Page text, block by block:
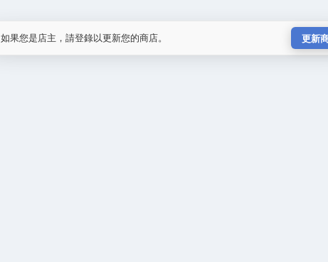
如果您是店主，請登錄以更新您的商店。 更新